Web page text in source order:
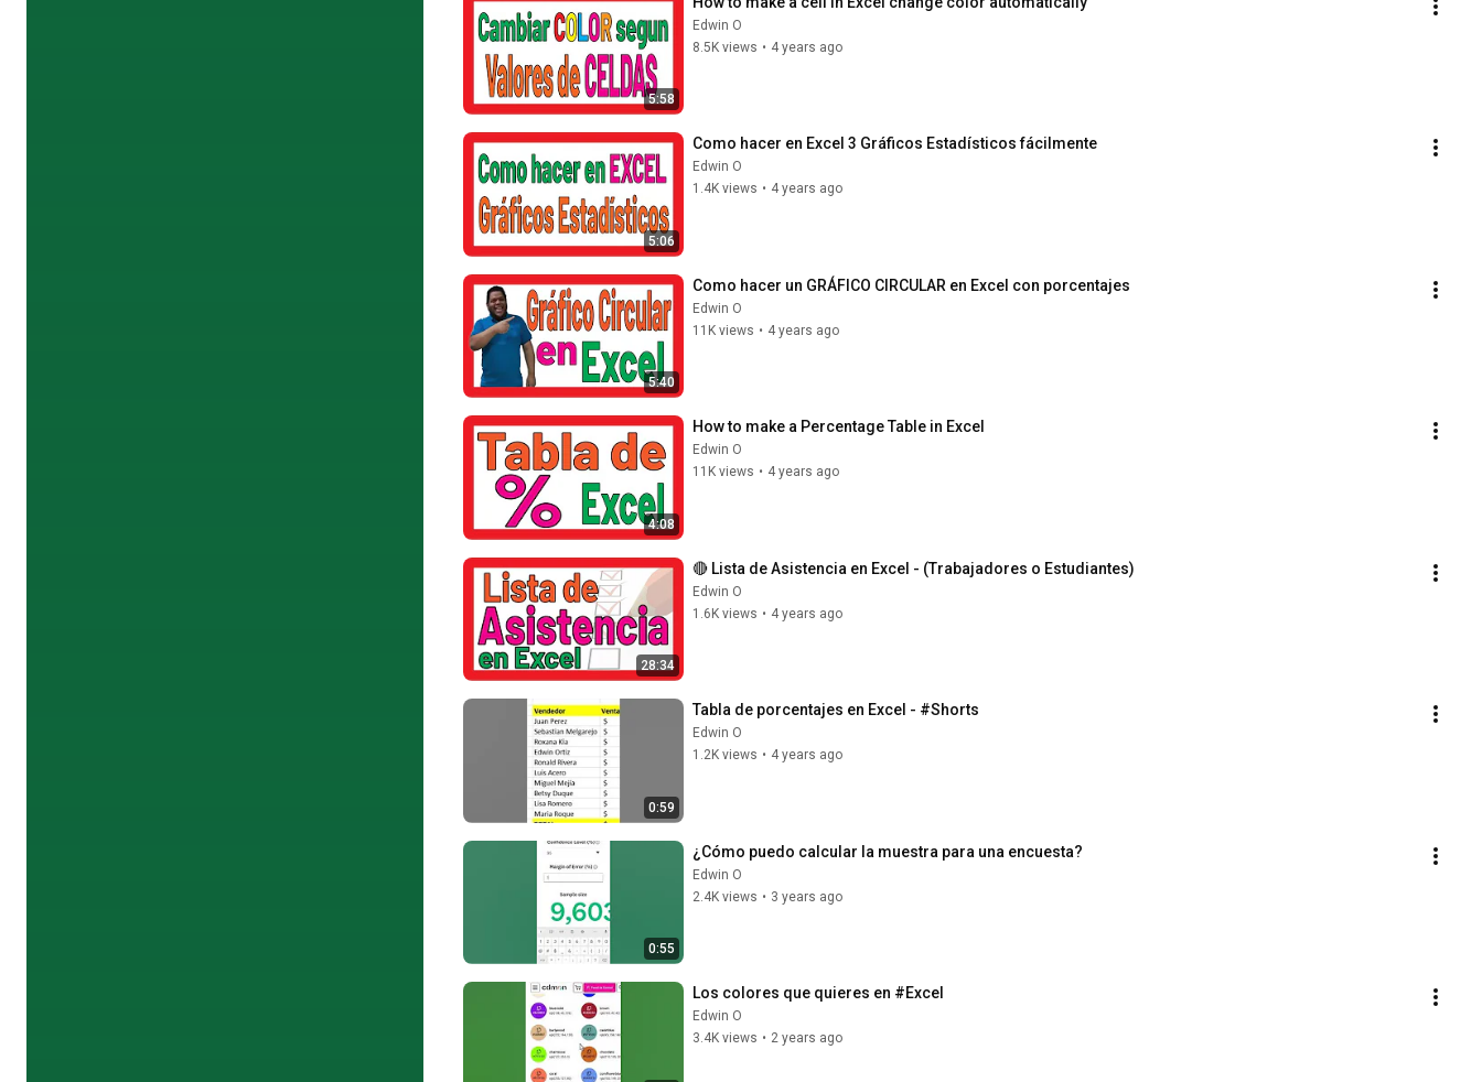
5:58
Edwin O
8.5K views • 4 years ago
5:06
Como hacer en Excel 3 Gráficos Estadísticos fácilmente
Edwin O
1.4K views • 4 years ago
5:40
Como hacer un GRÁFICO CIRCULAR en Excel con porcentajes
Edwin O
11K views • 4 years ago
4:08
How to make a Percentage Table in Excel
Edwin O
11K views • 4 years ago
28:34
🔴 Lista de Asistencia en Excel - (Trabajadores o Estudiantes)
Edwin O
1.6K views • 4 years ago
0:59
Tabla de porcentajes en Excel - #Shorts
Edwin O
1.2K views • 4 years ago
0:55
¿Cómo puedo calcular la muestra para una encuesta?
Edwin O
2.4K views • 3 years ago
Los colores que quieres en #Excel
Edwin O
3.4K views • 2 years ago